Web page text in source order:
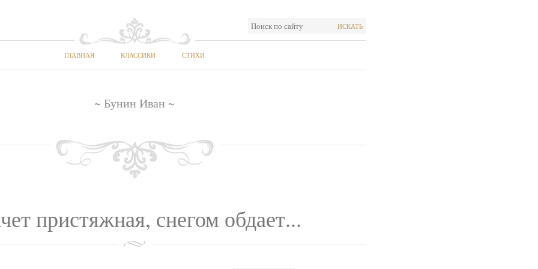
ИСКАТЬ
ГЛАВНАЯ КЛАССИКИ СТИХИ
~ Бунин Иван ~
пристяжная, снегом обдает...